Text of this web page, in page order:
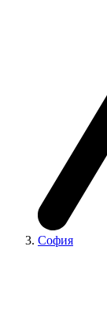
София